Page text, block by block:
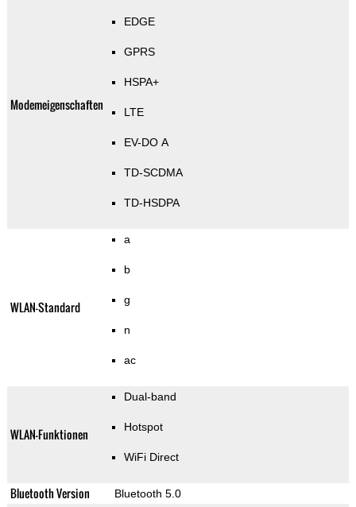
Modemeigenschaften
EDGE
GPRS
HSPA+
LTE
EV-DO A
TD-SCDMA
TD-HSDPA
WLAN-Standard
a
b
g
n
ac
WLAN-Funktionen
Dual-band
Hotspot
WiFi Direct
Bluetooth Version Bluetooth 5.0